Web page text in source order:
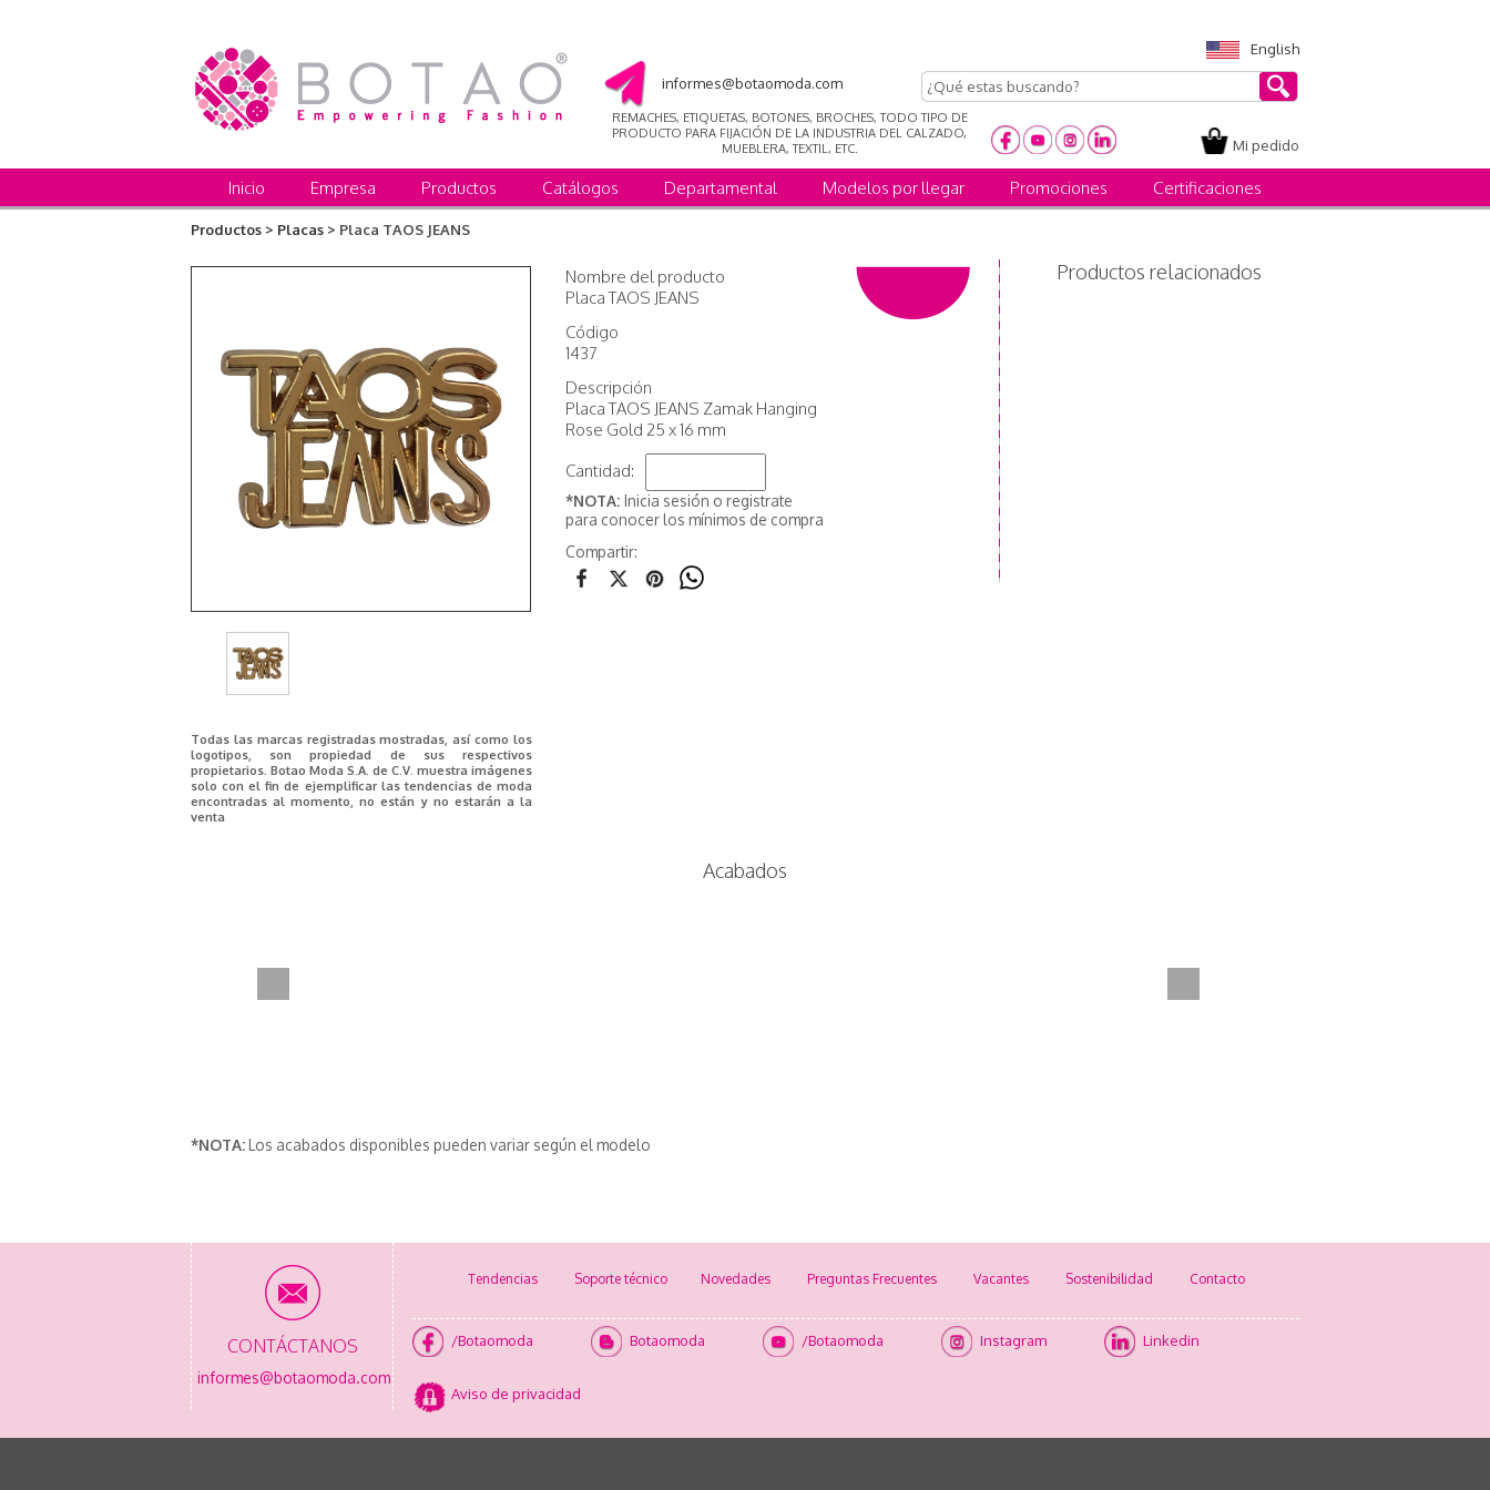
English
informes@botaomoda.com
REMACHES, ETIQUETAS, BOTONES, BROCHES, TODO TIPO DE
PRODUCTO PARA FIJACIÓN DE LA INDUSTRIA DEL CALZADO,
MUEBLERA, TEXTIL, ETC.
Mi pedido
Inicio Empresa Productos Catálogos Departamental Modelos por llegar Promociones Certificaciones
Productos > Placas > Placa TAOS JEANS
Todas las marcas registradas mostradas, así como los
logotipos, son propiedad de sus respectivos
propietarios. Botao Moda S.A. de C.V. muestra imágenes
solo con el fin de ejemplificar las tendencias de moda
encontradas al momento, no están y no estarán a la
venta
Nombre del producto
Placa TAOS JEANS
Código
1437
Descripción
Placa TAOS JEANS Zamak Hanging
Rose Gold 25 x 16 mm
Cantidad:
*NOTA: Inicia sesión o registrate
para conocer los mínimos de compra
Compartir:
Productos relacionados
Acabados
*NOTA:Los acabados disponibles pueden variar según el modelo
CONTÁCTANOS
informes@botaomoda.com
Tendencias Soporte técnico Novedades Preguntas Frecuentes Vacantes Sostenibilidad Contacto
/Botaomoda Botaomoda /Botaomoda Instagram Linkedin
Aviso de privacidad